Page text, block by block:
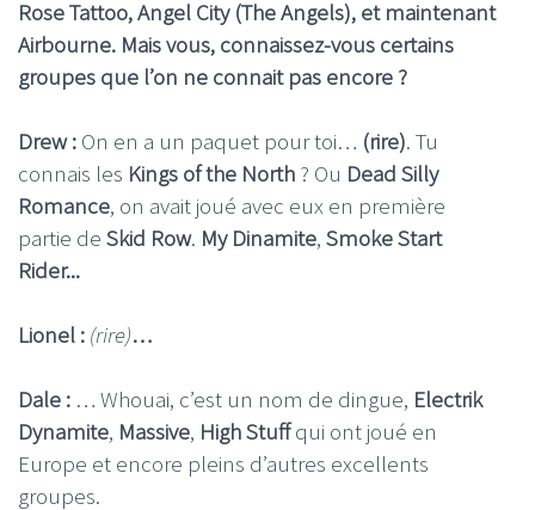
Rose Tattoo, Angel City (The Angels), et maintenant
Airbourne. Mais vous, connaissez-vous certains
groupes que l’on ne connait pas encore ?
Drew : On en a un paquet pour toi… (rire). Tu
connais les Kings of the North ? Ou Dead Silly
Romance, on avait joué avec eux en première
partie de Skid Row. My Dinamite, Smoke Start
Rider...
Lionel : (rire)…
Dale : … Whouai, c’est un nom de dingue, Electrik
Dynamite, Massive, High Stuffqui ont joué en
Europe et encore pleins d’autres excellents
groupes.